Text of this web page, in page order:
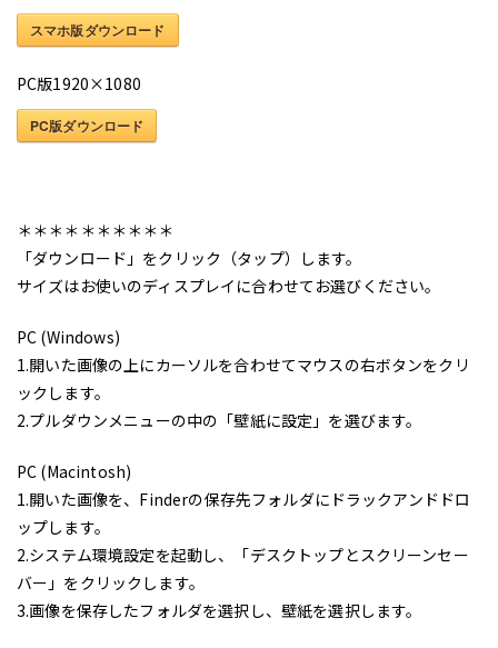
スマホ版ダウンロード
PC版1920×1080
PC版ダウンロード
＊＊＊＊＊＊＊＊＊＊
「ダウンロード」をクリック（タップ）します。
サイズはお使いのディスプレイに合わせてお選びください。
PC (Windows)
1.開いた画像の上にカーソルを合わせてマウスの右ボタンをクリ
ックします。
2.プルダウンメニューの中の「壁紙に設定」を選びます。
PC (Macintosh)
1.開いた画像を、Finderの保存先フォルダにドラックアンドドロ
ップします。
2.システム環境設定を起動し、「デスクトップとスクリーンセー
バー」をクリックします。
3.画像を保存したフォルダを選択し、壁紙を選択します。